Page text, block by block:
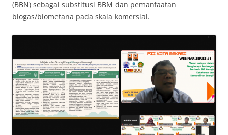
(BBN) sebagai substitusi BBM dan pemanfaatan
biogas/biometana pada skala komersial.